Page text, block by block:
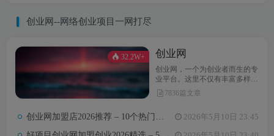
创业网--网络创业项目一网打尽
32.2W+ 创业网
创业网，一个为创业者而生的专
业平台。这里不仅有丰富多样的
创业项目，还提供最新的创业资
讯和实用的创业指导。无论你是
富的创业达人，创业网都能为你
7836篇文章
创业网加盟店2026推荐 – 10个热门项目月收益3-8万元真实对比 2026年5月10日 23:45